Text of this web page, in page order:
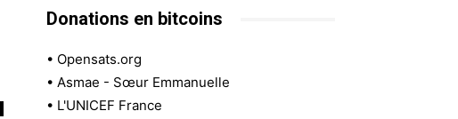
Donations en bitcoins
• Opensats.org
• Asmae - Sœur Emmanuelle
• L'UNICEF France